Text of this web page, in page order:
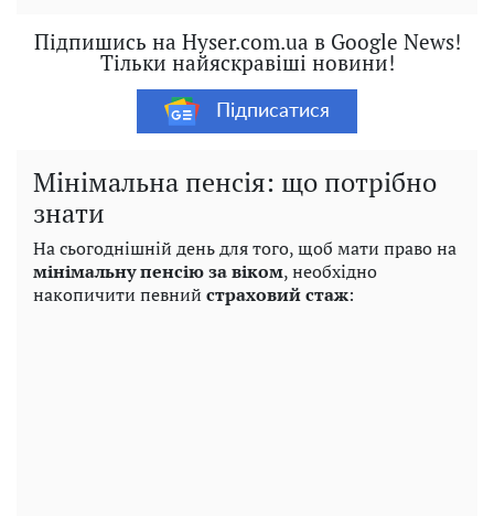
Підпишись на Hyser.com.ua в Google News!
Тільки найяскравіші новини!
Підписатися
Мінімальна пенсія: що потрібно
знати
На сьогоднішній день для того, щоб мати право на
мінімальну пенсію за віком, необхідно
накопичити певний страховий стаж: